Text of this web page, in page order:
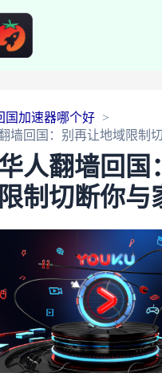
国加速器哪个好
墙回国：别再让地域限制
人翻墙回国
制切断你与